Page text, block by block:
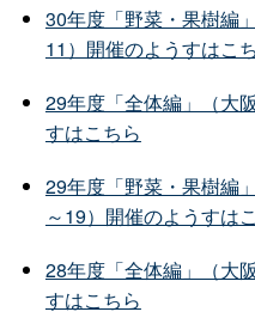
30年度「野菜・果樹編
11）開催のようすはこ
29年度「全体編」（大
すはこちら
29年度「野菜・果樹編
～19）開催のようすは
28年度「全体編」（大
すはこちら